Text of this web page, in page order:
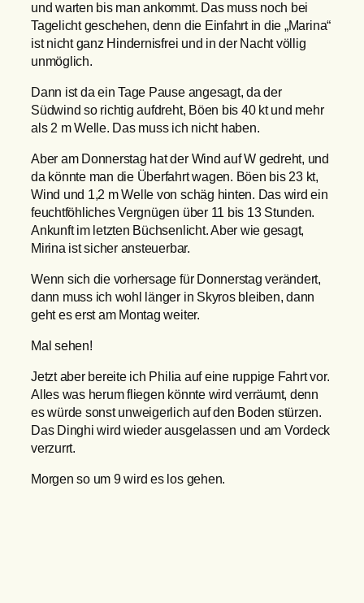
und warten bis man ankommt. Das muss noch bei
Tagelicht geschehen, denn die Einfahrt in die „Marina“
ist nicht ganz Hindernisfrei und in der Nacht völlig
unmöglich.
Dann ist da ein Tage Pause angesagt, da der
Südwind so richtig aufdreht, Böen bis 40 kt und mehr
als 2 m Welle. Das muss ich nicht haben.
Aber am Donnerstag hat der Wind auf W gedreht, und
da könnte man die Überfahrt wagen. Böen bis 23 kt,
Wind und 1,2 m Welle von schäg hinten. Das wird ein
feuchtföhliches Vergnügen über 11 bis 13 Stunden.
Ankunft im letzten Büchsenlicht. Aber wie gesagt,
Mirina ist sicher ansteuerbar.
Wenn sich die vorhersage für Donnerstag verändert,
dann muss ich wohl länger in Skyros bleiben, dann
geht es erst am Montag weiter.
Mal sehen!
Jetzt aber bereite ich Philia auf eine ruppige Fahrt vor.
Alles was herum fliegen könnte wird verräumt, denn
es würde sonst unweigerlich auf den Boden stürzen.
Das Dinghi wird wieder ausgelassen und am Vordeck
verzurrt.
Morgen so um 9 wird es los gehen.